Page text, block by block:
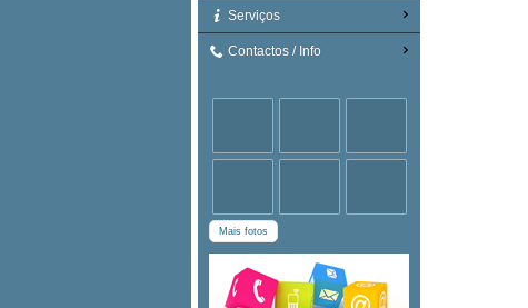
Serviços
Contactos / Info
Mais fotos